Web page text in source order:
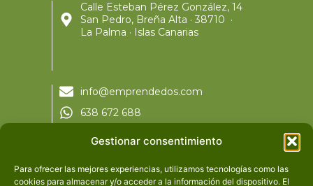
Gestionar consentimiento
Para ofrecer las mejores experiencias, utilizamos tecnologías como las
cookies para almacenar y/o acceder a la información del dispositivo. El
Calle Esteban Pérez González, 14
San Pedro, Breña Alta · 38710 ·
La Palma · Islas Canarias
info@emprendedos.com
638 672 688
Ofrecemos asesoramiento cercano,